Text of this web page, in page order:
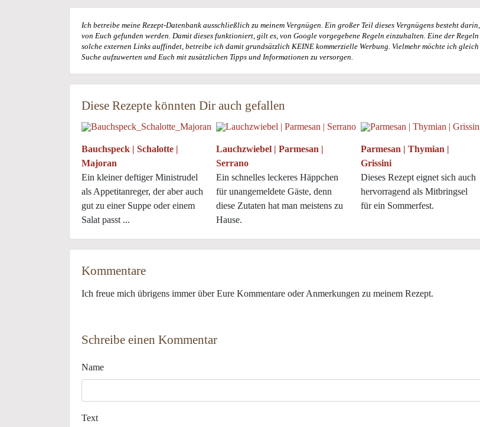
Ich betreibe meine Rezept-Datenbank ausschließlich zu meinem Vergnügen. Ein großer Teil dieses Vergnügens besteht
von Euch gefunden werden. Damit dieses funktioniert, gilt es, von Google vorgegebene Regeln einzuhalten. Eine der
solche externen Links auffindet, betreibe ich damit grundsätzlich KEINE kommerzielle Werbung. Vielmehr möchte ich
Suche aufzuwerten und Euch mit zusätzlichen Tipps und Informationen zu versorgen.
Diese Rezepte könnten Dir auch gefallen
Bauchspeck | Schalotte |
Majoran
Ein kleiner deftiger Ministrudel
als Appetitanreger, der aber auch
gut zu einer Suppe oder einem
Salat passt ...
Lauchzwiebel | Parmesan |
Serrano
Ein schnelles leckeres Häppchen
für unangemeldete Gäste, denn
diese Zutaten hat man meistens zu
Hause.
Parmesan | Thymian |
Grissini
Dieses Rezept eignet sich auch
hervorragend als Mitbringsel
für ein Sommerfest.
Kommentare
Ich freue mich übrigens immer über Eure Kommentare oder Anmerkungen zu meinem Rezept.
Schreibe einen Kommentar
Name
Text